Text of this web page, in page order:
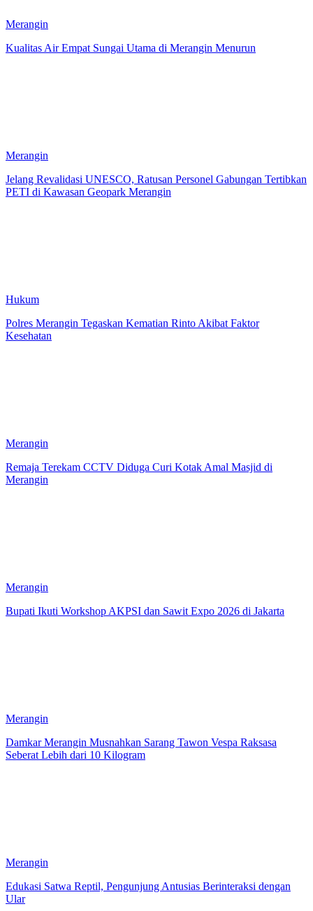
Merangin
Kualitas Air Empat Sungai Utama di Merangin Menurun
Merangin
Jelang Revalidasi UNESCO, Ratusan Personel Gabungan Tertibkan
PETI di Kawasan Geopark Merangin
Hukum
Polres Merangin Tegaskan Kematian Rinto Akibat Faktor
Kesehatan
Merangin
Remaja Terekam CCTV Diduga Curi Kotak Amal Masjid di
Merangin
Merangin
Bupati Ikuti Workshop AKPSI dan Sawit Expo 2026 di Jakarta
Merangin
Damkar Merangin Musnahkan Sarang Tawon Vespa Raksasa
Seberat Lebih dari 10 Kilogram
Merangin
Edukasi Satwa Reptil, Pengunjung Antusias Berinteraksi dengan
Ular